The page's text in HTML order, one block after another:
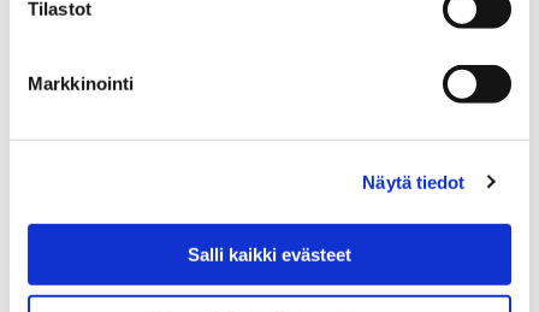
Tilastot
Markkinointi
Näytä tiedot
Salli kaikki evästeet
Voit siirtyä kuljetuspalvelun
linkistä.
Harrastamisen Porin malli